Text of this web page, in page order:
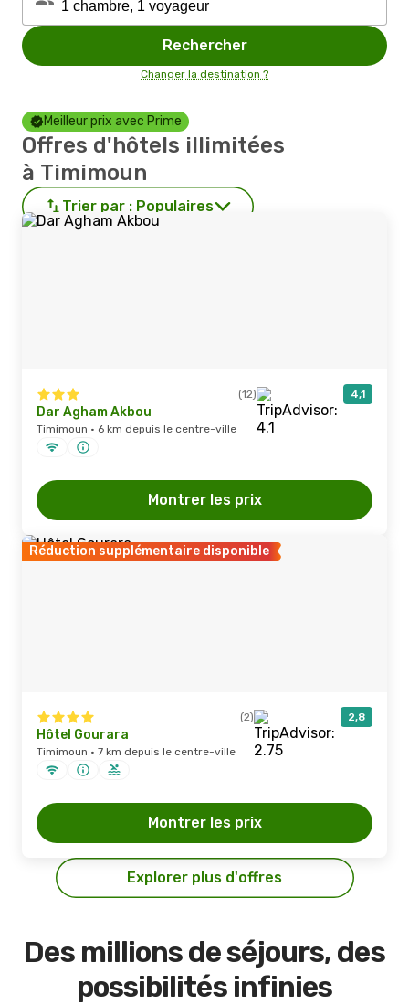
Rechercher
Changer la destination ?
Meilleur prix avec Prime
Offres d'hôtels illimitées
à Timimoun
Trier par : Populaires
(12) 4,1
Dar Agham Akbou
Timimoun · 6 km depuis le centre-ville
Montrer les prix
Réduction supplémentaire disponible
(2) 2,8
Hôtel Gourara
Timimoun · 7 km depuis le centre-ville
Montrer les prix
Explorer plus d'offres
Des millions de séjours, des
possibilités infinies